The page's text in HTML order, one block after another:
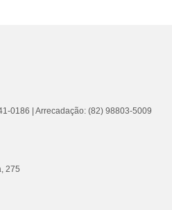
0186 | Arrecadação: (82) 98803-5009
275